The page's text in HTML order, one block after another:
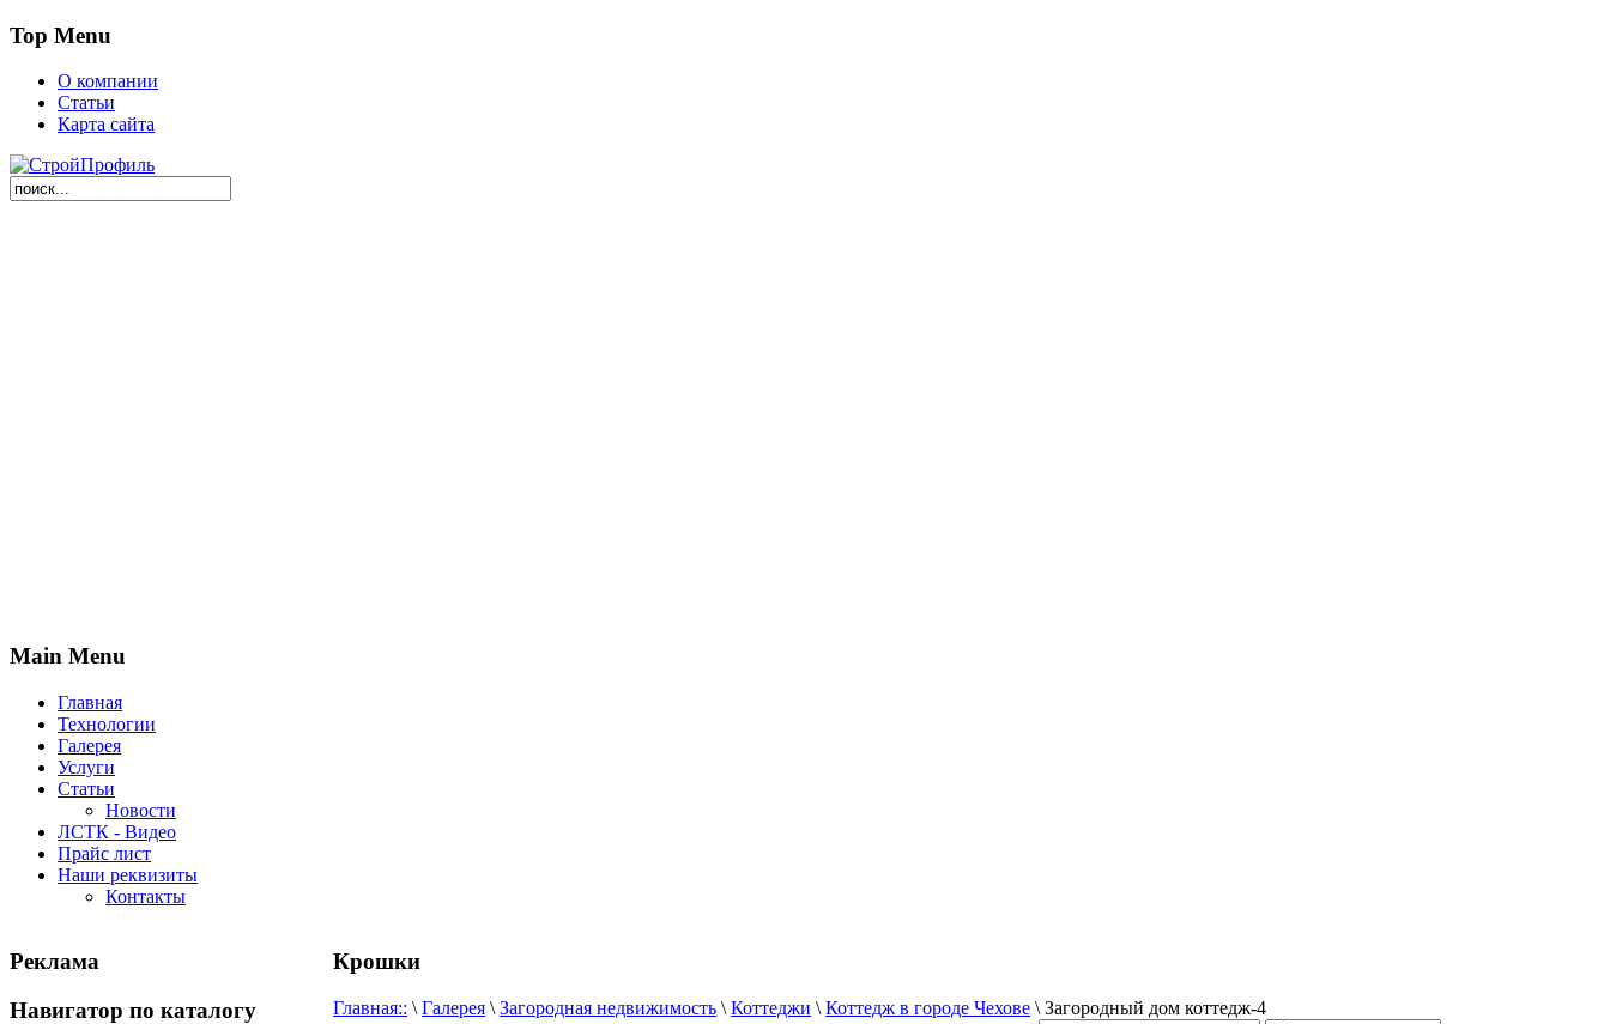
Top Menu
О компании
Статьи
Карта сайта
Main Menu
Главная
Технологии
Галерея
Услуги
Статьи
Новости
ЛСТК - Видео
Прайс лист
Наши реквизиты
Контакты
Реклама
Навигатор по каталогу
Крошки
Главная:: \Галерея \Загородная недвижимость \Коттеджи \Коттедж в городе Чехове \ Загородный дом коттедж-4